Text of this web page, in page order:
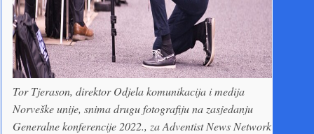
Tor Tjerason, direktor Odjela komunikacija i medija
Norveške unije, snima drugu fotografiju na zasjedanju
Generalne konferencije 2022., za Adventist News Network